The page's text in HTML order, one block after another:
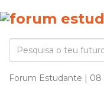
Forum Estudante | 08